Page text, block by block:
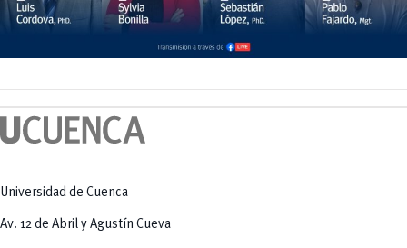
Universidad de Cuenca
Av. 12 de Abril y Agustín Cueva